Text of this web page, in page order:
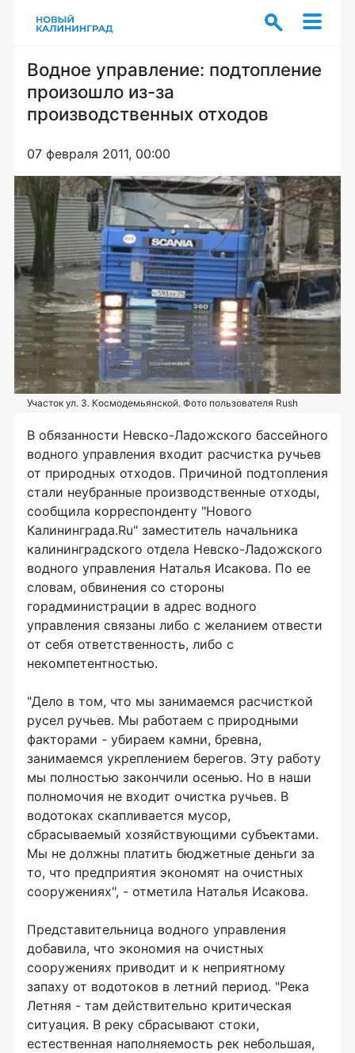
Водное управление: подтопление
произошло из-за
производственных отходов
07 февраля 2011, 00:00
Участок ул. З. Космодемьянской. Фото пользователя Rush
В обязанности Невско-Ладожского бассейного
водного управления входит расчистка ручьев
от природных отходов. Причиной подтопления
стали неубранные производственные отходы,
сообщила корреспонденту "Нового
Калининграда.Ru" заместитель начальника
калининградского отдела Невско-Ладожского
водного управления Наталья Исакова. По ее
словам, обвинения со стороны
горадминистрации в адрес водного
управления связаны либо с желанием отвести
от себя ответственность, либо с
некомпетентностью.
"Дело в том, что мы занимаемся расчисткой
русел ручьев. Мы работаем с природными
факторами - убираем камни, бревна,
занимаемся укреплением берегов. Эту работу
мы полностью закончили осенью. Но в наши
полномочия не входит очистка ручьев. В
водотоках скапливается мусор,
сбрасываемый хозяйствующими субъектами.
Мы не должны платить бюджетные деньги за
то, что предприятия экономят на очистных
сооружениях", - отметила Наталья Исакова.
Представительница водного управления
добавила, что экономия на очистных
сооружениях приводит и к неприятному
запаху от водотоков в летний период. "Река
Летняя - там действительно критическая
ситуация. В реку сбрасывают стоки,
естественная наполняемость рек небольшая,